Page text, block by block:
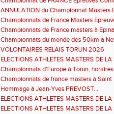
et Marche CHATEAUROUX
ANNULATION du Championnat Masters
Châteauroux les 27-28 juin
Championnats de France Masters
fond long
Championnats de France masters à
prévisionnels, montée de barres et
Championnats du monde des 50km à
Sébastien DOUMENC.
VOLONTAIRES RELAIS TORUN 2026
ELECTIONS ATHLETES MASTERS DE
2ème vote : athlètes hommes.
Championnats d'Europe à Torun,
informations...
Championnats de france masters à Saint
février 2026.
Hommage à Jean-Yves PREVOST...
ELECTIONS ATHLETES MASTERS DE
vote : athlètes femmes.
ELECTIONS ATHLETES MASTERS DE